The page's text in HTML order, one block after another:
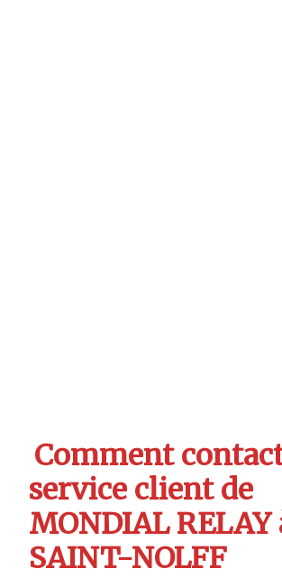
Comment
service client de
MONDIAL RELAY
SAINT-NOLFF